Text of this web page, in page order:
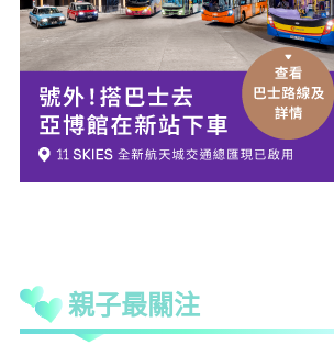
親子最關注